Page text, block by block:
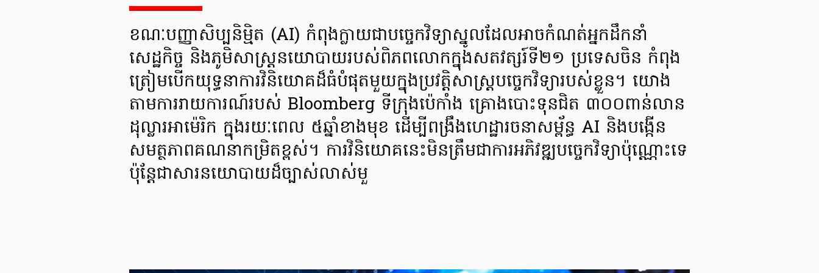
ខណៈបញ្ញាសិប្បនិម្មិត (AI) កំពុងក្លាយជាបច្ចេកវិទ្យាស្នូលដែលអាចកំណត់អ្នកដឹកនាំ
សេដ្ឋកិច្ច និងភូមិសាស្ត្រនយោបាយរបស់ពិភពលោកក្នុងសតវត្សរ៍ទី២១ ប្រទេសចិន កំពុង
ត្រៀមបើកយុទ្ធនាការវិនិយោគដ៏ធំបំផុតមួយក្នុងប្រវត្តិសាស្ត្របច្ចេកវិទ្យារបស់ខ្លួន។ យោង
តាមការរាយការណ៍របស់ Bloomberg ទីក្រុងប៉េកាំង គ្រោងបោះទុនជិត ៣០០ពាន់លាន
ដុល្លារអាម៉េរិក ក្នុងរយៈពេល ៥ឆ្នាំខាងមុខ ដើម្បីពង្រឹងហេដ្ឋារចនាសម្ព័ន្ធ AI និងបង្កើន
សមត្ថភាពគណនាកម្រិតខ្ពស់។ ការវិនិយោគនេះមិនត្រឹមជាការអភិវឌ្ឍបច្ចេកវិទ្យាប៉ុណ្ណោះទេ
ប៉ុន្តែជាសារនយោបាយដ៏ច្បាស់លាស់មួ